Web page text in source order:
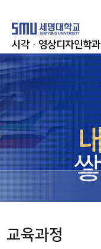
시각·영상디자인학과
교육과정